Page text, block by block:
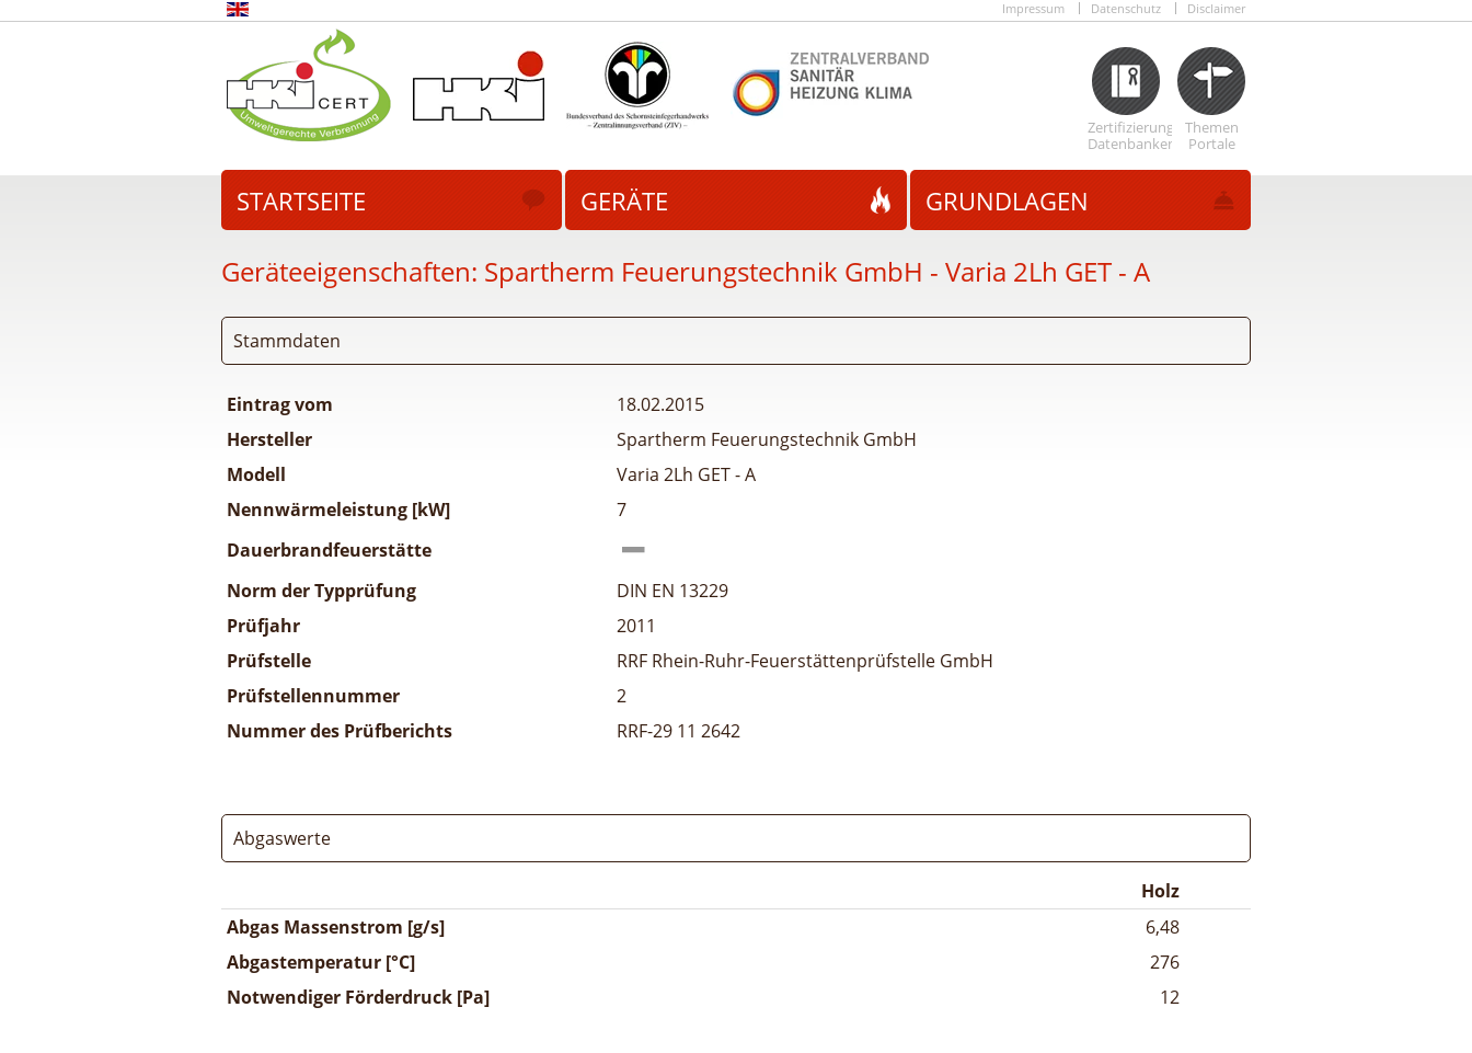
Impressum Datenschutz Disclaimer
Zertifizierungs
Datenbanken
Themen
Portale
STARTSEITE GERÄTE GRUNDLAGEN
Geräteeigenschaften: Spartherm Feuerungstechnik GmbH - Varia 2Lh GET - A
Stammdaten
Eintrag vom
18.02.2015
Hersteller
Spartherm Feuerungstechnik GmbH
Modell
Varia 2Lh GET - A
Nennwärmeleistung [kW]
7
Dauerbrandfeuerstätte
Norm der Typprüfung
DIN EN 13229
Prüfjahr
2011
Prüfstelle
RRF Rhein-Ruhr-Feuerstättenprüfstelle GmbH
Prüfstellennummer
2
Nummer des Prüfberichts
RRF-29 11 2642
Abgaswerte
Holz
Abgas Massenstrom [g/s]
6,48
Abgastemperatur [°C]
276
Notwendiger Förderdruck [Pa]
12